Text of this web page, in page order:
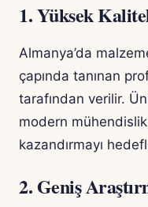
1. Yüksek
Almanya’da
çapında tanınan
tarafından verilir.
modern
kazandırmayı
2. Geniş